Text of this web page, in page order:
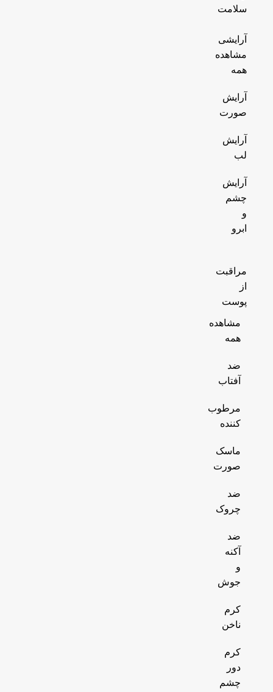
سلامت
آرایشی
مشاهده
همه
آرایش
صورت
آرایش
لب
آرایش
چشم
و
ابرو
مراقبت
از
پوست
مشاهده
همه
ضد
آفتاب
مرطوب
کننده
ماسک
صورت
ضد
چروک
ضد
آکنه
و
جوش
کرم
ناخن
کرم
دور
چشم